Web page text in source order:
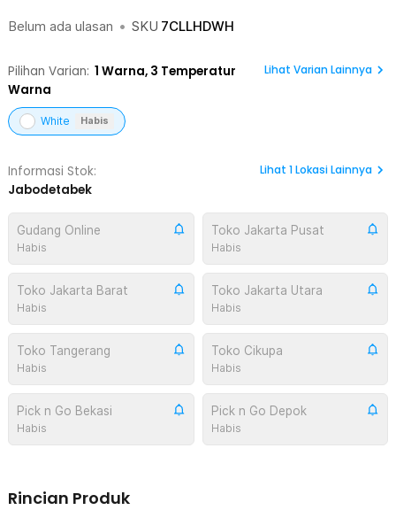
Belum ada ulasan • SKU 7CLLHDWH
Pilihan Varian: 1 Warna, 3 Temperatur
Warna
Lihat Varian Lainnya
White Habis
Informasi Stok:
Jabodetabek
Lihat 1Lokasi Lainnya
Gudang Online
Habis
Toko Jakarta Pusat
Habis
Toko Jakarta Barat
Habis
Toko Jakarta Utara
Habis
Toko Tangerang
Habis
Toko Cikupa
Habis
Pick n Go Bekasi
Habis
Pick n Go Depok
Habis
Rincian Produk